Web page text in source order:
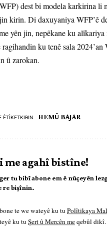
dest bi modela karkirina li
kirin. Di daxuyaniya WFP’ê
yên jin, nepêkane ku
ku tenê sala 2024’an
û zarokan.
ÊTÎKETKIRIN HEMÛ BAJAR
me agahî bistîne!
tu bibî abone em ê nûçeyên
re bişînin.
te we wateyê ku tu Polîtikaya
ku tu Şert û Mercên meqebûl